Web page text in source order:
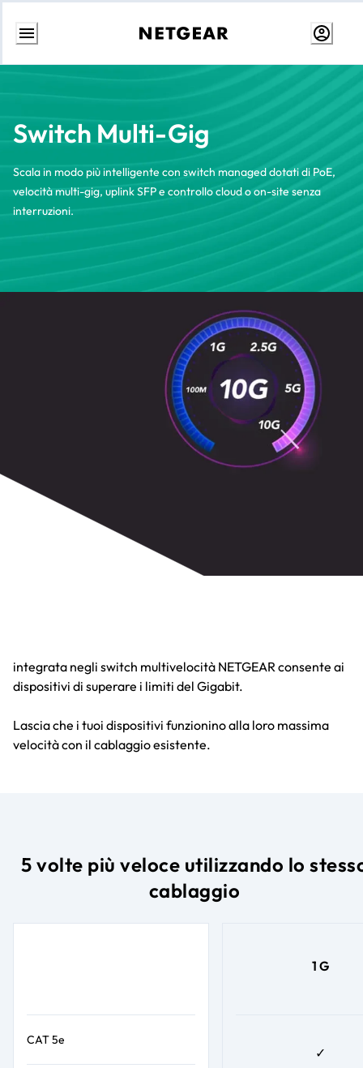
Passa
Switch Multi-Gig
Scala in modo più intelligente con switch managed dotati di PoE,
velocità multi-gig, uplink SFP e controllo cloud o on-site senza
interruzioni.
integrata negli switch multivelocità NETGEAR consente ai
dispositivi di superare i limiti del Gigabit.
Lascia che i tuoi dispositivi funzionino alla loro massima
velocità con il cablaggio esistente.
5 volte più veloce utilizzando lo
cablaggio
CAT 5e
1 G
✓